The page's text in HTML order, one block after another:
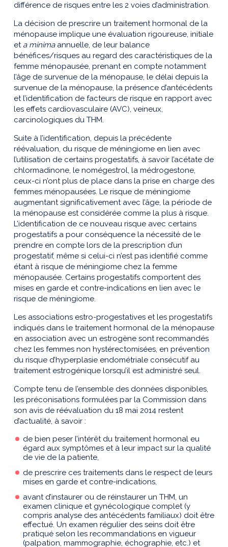
différence de risques entre les 2 voies d’administration.
La décision de prescrire un traitement hormonal de la
ménopause implique une évaluation rigoureuse, initiale
et a minima annuelle, de leur balance
bénéfices/risques au regard des caractéristiques de la
femme ménopausée, prenant en compte notamment
l’âge de survenue de la ménopause, le délai depuis la
survenue de la ménopause, la présence d’antécédents
et l’identification de facteurs de risque en rapport avec
les effets cardiovasculaire (AVC), veineux,
carcinologiques du THM.
Suite à l’identification, depuis la précédente
réévaluation, du risque de méningiome en lien avec
l’utilisation de certains progestatifs, à savoir l’acétate de
chlormadinone, le nomégestrol, la médrogestone,
ceux-ci n’ont plus de place dans la prise en charge des
femmes ménopausées. Le risque de méningiome
augmentant significativement avec l’âge, la période de
la ménopause est considérée comme la plus à risque.
L’identification de ce nouveau risque avec certains
progestatifs a pour conséquence la nécessité de le
prendre en compte lors de la prescription d’un
progestatif, même si celui-ci n’est pas identifié comme
étant à risque de méningiome chez la femme
ménopausée. Certains progestatifs comportent des
mises en garde et contre-indications en lien avec le
risque de méningiome.
Les associations estro-progestatives et les progestatifs
indiqués dans le traitement hormonal de la ménopause
en association avec un estrogène sont recommandés
chez les femmes non hystérectomisées, en prévention
du risque d’hyperplasie endométriale consécutif au
traitement estrogénique lorsqu’il est administré seul.
Compte tenu de l’ensemble des données disponibles,
les préconisations formulées par la Commission dans
son avis de réévaluation du 18 mai 2014 restent
d’actualité, à savoir :
de bien peser l’intérêt du traitement hormonal eu
égard aux symptômes et à leur impact sur la qualité
de vie de la patiente,
de prescrire ces traitements dans le respect de leurs
mises en garde et contre-indications,
avant d’instaurer ou de réinstaurer un THM, un
examen clinique et gynécologique complet (y
compris analyse des antécédents familiaux) doit être
effectué. Un examen régulier des seins doit être
pratiqué selon les recommandations en vigueur
(palpation, mammographie, échographie, etc.) et